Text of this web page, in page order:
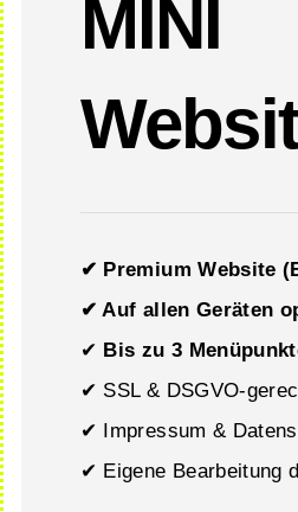
MINI
✔ Premium Website
✔ Auf allen Geräten
✔ Bis zu 3
✔ SSL & DSGVO-
✔ Impressum &
✔ Eigene Bearbeitung